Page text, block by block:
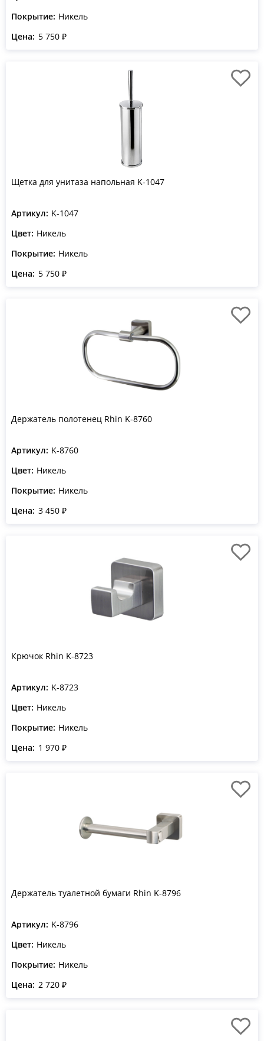
Покрытие: Никель
Цена: 5 750 ₽
Щетка для унитаза напольная K-1047
Артикул: K-1047
Цвет: Никель
Покрытие: Никель
Цена: 5 750 ₽
Держатель полотенец Rhin K-8760
Артикул: K-8760
Цвет: Никель
Покрытие: Никель
Цена: 3 450 ₽
Крючок Rhin K-8723
Артикул: K-8723
Цвет: Никель
Покрытие: Никель
Цена: 1 970 ₽
Держатель туалетной бумаги Rhin K-8796
Артикул: K-8796
Цвет: Никель
Покрытие: Никель
Цена: 2 720 ₽